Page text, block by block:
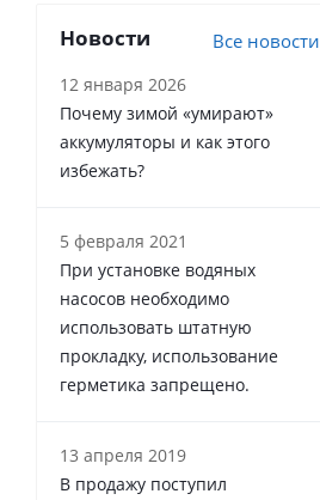
Новости Все новости
12 января 2026
Почему зимой «умирают»
аккумуляторы и как этого
избежать?
5 февраля 2021
При установке водяных
насосов необходимо
использовать штатную
прокладку, использование
герметика запрещено.
13 апреля 2019
В продажу поступил